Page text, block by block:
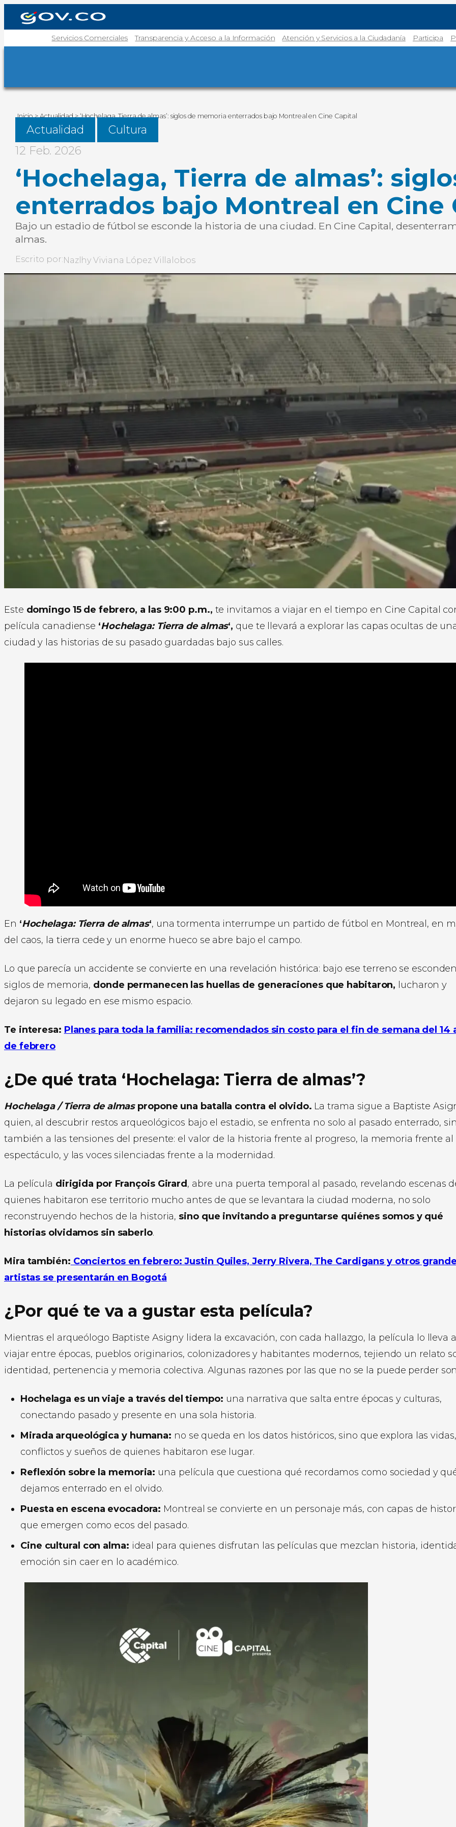
Servicios Comerciales Transparencia y Acceso a la Información Atención y Servicios a la Ciudadanía Participa
Inicio>Actualidad>‘Hochelaga, Tierra de almas’: siglos de memoria enterrados bajo Montreal en Cine Capital
Actualidad
Cultura
12 Feb. 2026
‘Hochelaga, Tierra de almas’:
enterrados bajo Montreal en Cine
Bajo un estadio de fútbol se esconde la historia de una ciudad. En Cine Capital,
almas.
Escrito por:Nazlhy Viviana López Villalobos
Este domingo 15 de febrero, a las 9:00 p.m., te invitamos a viajar en el tiempo en Cine Capital
película canadiense ‘Hochelaga: Tierra de almas‘, que te llevará a explorar las capas ocultas de
ciudad y las historias de su pasado guardadas bajo sus calles.
En ‘Hochelaga: Tierra de almas‘, una tormenta interrumpe un partido de fútbol en Montreal, en
del caos, la tierra cede y un enorme hueco se abre bajo el campo.
Lo que parecía un accidente se convierte en una revelación histórica: bajo ese terreno se esconden
siglos de memoria, donde permanecen las huellas de generaciones que habitaron, lucharon y
dejaron su legado en ese mismo espacio.
Te interesa: Planes para toda la familia: recomendados sin costo para el fin de semana del 14
de febrero
¿De qué trata ‘Hochelaga: Tierra de almas’?
Hochelaga / Tierra de almaspropone una batalla contra el olvido. La trama sigue a Baptiste
quien, al descubrir restos arqueológicos bajo el estadio, se enfrenta no solo al pasado enterrado,
también a las tensiones del presente: el valor de la historia frente al progreso, la memoria frente al
espectáculo, y las voces silenciadas frente a la modernidad.
La película dirigida por François Girard , abre una puerta temporal al pasado, revelando escenas
quienes habitaron ese territorio mucho antes de que se levantara la ciudad moderna, no solo
reconstruyendo hechos de la historia, sino que invitando a preguntarse quiénes somos y qué
historias olvidamos sin saberlo.
Mira también: Conciertos en febrero: Justin Quiles, Jerry Rivera, The Cardigans y otros
artistas se presentarán en Bogotá
¿Por qué te va a gustar esta película?
Mientras el arqueólogo Baptiste Asigny lidera la excavación, con cada hallazgo, la película lo lleva a
viajar entre épocas, pueblos originarios, colonizadores y habitantes modernos, tejiendo un relato
identidad, pertenencia y memoria colectiva. Algunas razones por las que no se la puede perder
Hochelaga es un viaje a través del tiempo: una narrativa que salta entre épocas y culturas,
conectando pasado y presente en una sola historia.
Mirada arqueológica y humana: no se queda en los datos históricos, sino que explora las vidas,
conflictos y sueños de quienes habitaron ese lugar.
Reflexión sobre la memoria: una película que cuestiona qué recordamos como sociedad y
dejamos enterrado en el olvido.
Puesta en escena evocadora: Montreal se convierte en un personaje más, con capas de
que emergen como ecos del pasado.
Cine cultural con alma: ideal para quienes disfrutan las películas que mezclan historia,
emoción sin caer en lo académico.